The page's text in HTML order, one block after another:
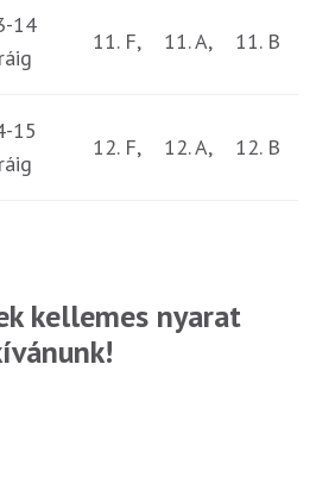
14
11. F, 11. A, 11. B
15
12. F, 12. A, 12. B
kellemes nyarat